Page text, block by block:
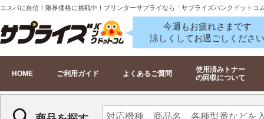
コスパに自信！限界価格に挑戦中！プリンターサプライなら「サプライズバンクドットコ
今週もお疲れさまです
涼しくしてお過ごしください
HOME ご利用ガイド よくあるご質問
使用済みトナー
の回収について